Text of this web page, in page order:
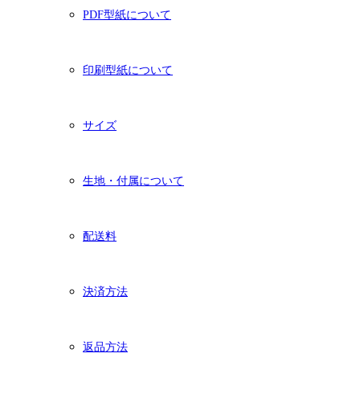
PDF型紙について
印刷型紙について
サイズ
生地・付属について
配送料
決済方法
返品方法